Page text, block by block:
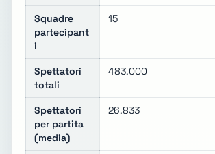
Squadre
partecipant
i
15
Spettatori
totali
483.000
Spettatori
per partita
(media)
26.833